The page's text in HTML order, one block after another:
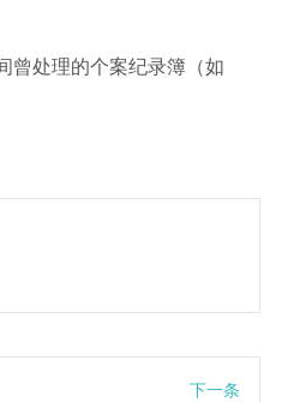
曾处理的个案纪录簿（如
下一条